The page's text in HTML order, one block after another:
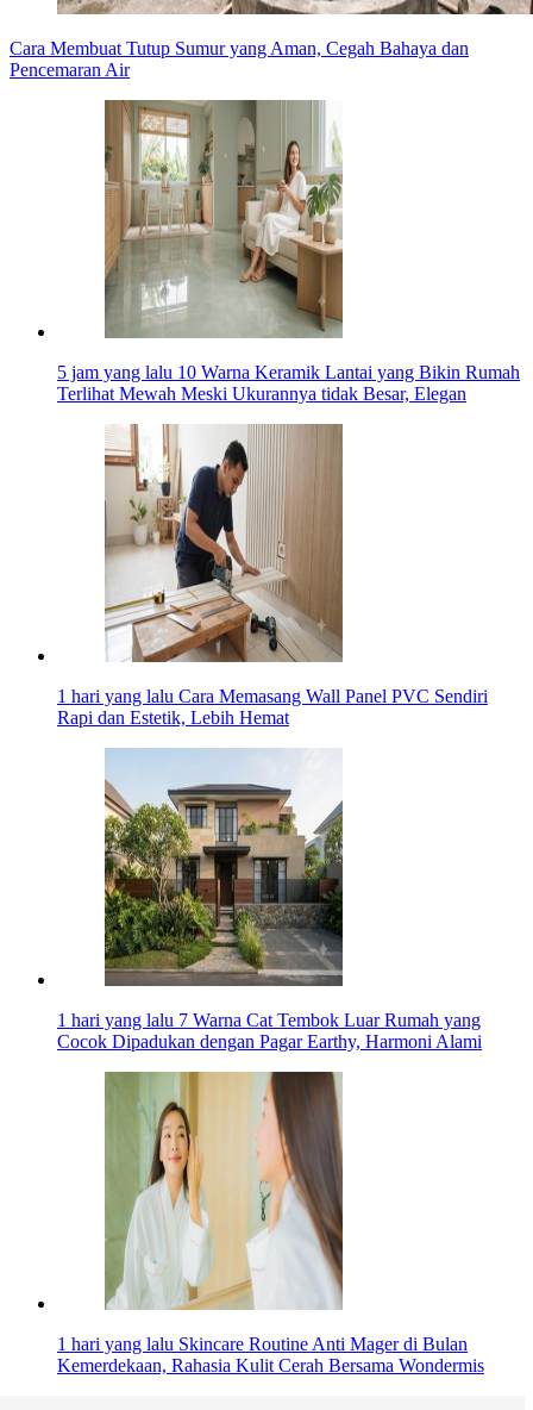
Cara Membuat Tutup Sumur yang Aman, Cegah Bahaya dan
Pencemaran Air
5 jam yang lalu 10 Warna Keramik Lantai yang Bikin Rumah
Terlihat Mewah Meski Ukurannya tidak Besar, Elegan
1 hari yang lalu Cara Memasang Wall Panel PVC Sendiri
Rapi dan Estetik, Lebih Hemat
1 hari yang lalu 7 Warna Cat Tembok Luar Rumah yang
Cocok Dipadukan dengan Pagar Earthy, Harmoni Alami
1 hari yang lalu Skincare Routine Anti Mager di Bulan
Kemerdekaan, Rahasia Kulit Cerah Bersama Wondermis